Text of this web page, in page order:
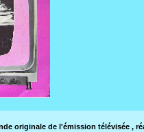
originale de l'émission télévisée ,